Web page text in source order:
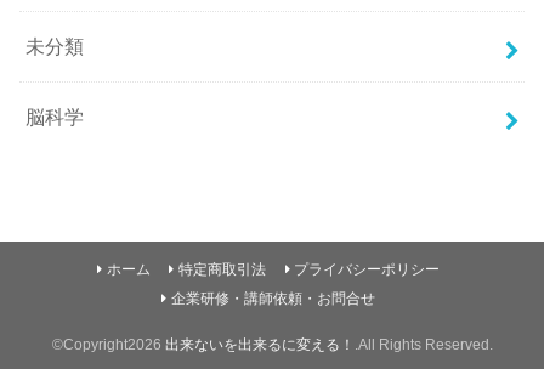
未分類
脳科学
ホーム 特定商取引法
プライバシーポリシー
企業研修・講師依頼・お問合せ
©Copyright2026 出来ないを出来るに変える！ .All Rights Reserved.